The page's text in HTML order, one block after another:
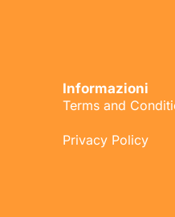
Informazioni
Terms and
Privacy Policy